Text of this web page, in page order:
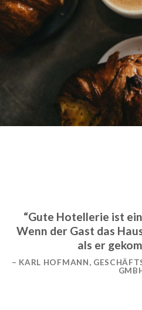
“Gute Hotellerie ist
Wenn der Gast das
als er
– KARL HOFMANN,